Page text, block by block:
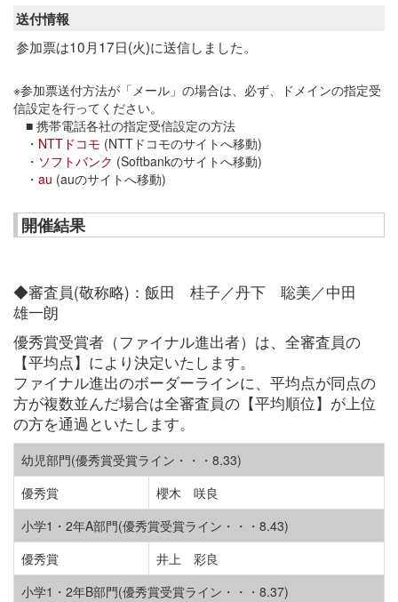
送付情報
参加票は10月17日(火)に送信しました。
※参加票送付方法が「メール」の場合は、必ず、ドメインの指定受
信設定を行ってください。
■ 携帯電話各社の指定受信設定の方法
・ NTTドコモ (NTTドコモのサイトへ移動)
・ ソフトバンク (Softbankのサイトへ移動)
・ au (auのサイトへ移動)
開催結果
◆審査員(敬称略)：飯田 桂子／丹下 聡美／中田
雄一朗
優秀賞受賞者（ファイナル進出者）は、全審査員の
【平均点】により決定いたします。
ファイナル進出のボーダーラインに、平均点が同点の
方が複数並んだ場合は全審査員の【平均順位】が上位
の方を通過といたします。
幼児部門(優秀賞受賞ライン・・・8.33)
優秀賞
櫻木 咲良
小学1・2年A部門(優秀賞受賞ライン・・・8.43)
優秀賞
井上 彩良
小学1・2年B部門(優秀賞受賞ライン・・・8.37)